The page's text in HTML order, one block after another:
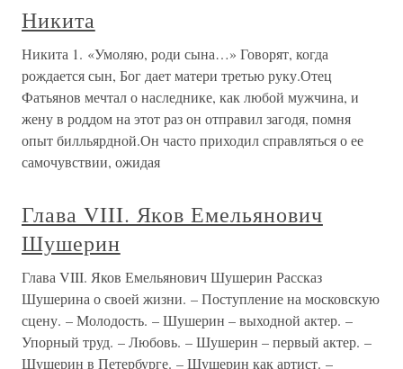
Никита
Никита 1. «Умоляю, роди сына…» Говорят, когда
рождается сын, Бог дает матери третью руку.Отец
Фатьянов мечтал о наследнике, как любой мужчина, и
жену в роддом на этот раз он отправил загодя, помня
опыт билльярдной.Он часто приходил справляться о ее
самочувствии, ожидая
Глава VIII. Яков Емельянович
Шушерин
Глава VIII. Яков Емельянович Шушерин Рассказ
Шушерина о своей жизни. – Поступление на московскую
сцену. – Молодость. – Шушерин – выходной актер. –
Упорный труд. – Любовь. – Шушерин – первый актер. –
Шушерин в Петербурге. – Шушерин как артист. –